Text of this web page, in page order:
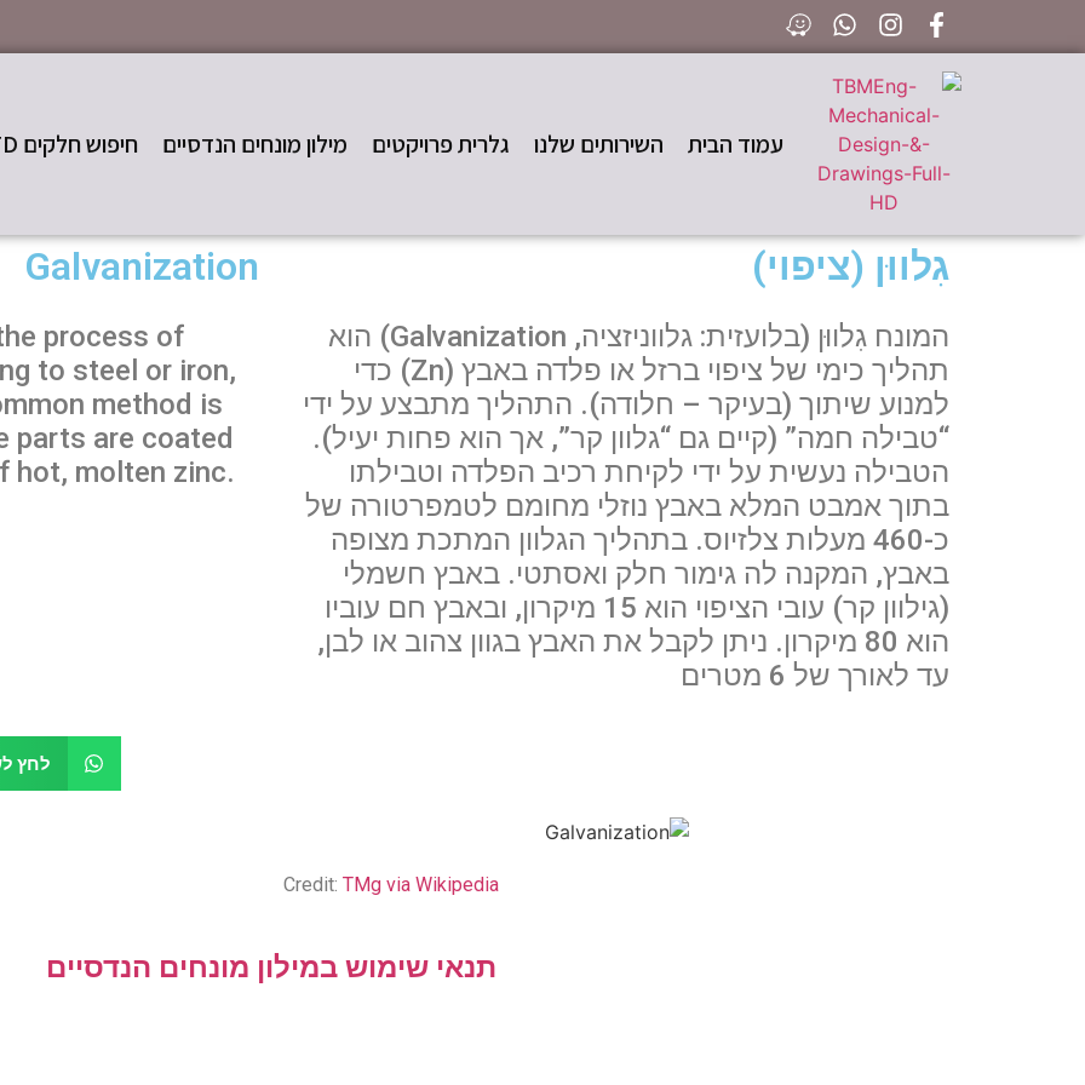
עמוד הבית השירותים שלנו גלרית פרויקטים מילון מונחים הנדסיים חיפוש חלקים STD
גִלווּן (ציפוי)
המונח גִלווּן (בלועזית: גלווניזציה, Galvanization) הוא
תהליך כימי של ציפוי ברזל או פלדה באבץ (Zn) כדי
למנוע שיתוך (בעיקר – חלודה). התהליך מתבצע על ידי
“טבילה חמה” (קיים גם “גלוון קר”, אך הוא פחות יעיל).
הטבילה נעשית על ידי לקיחת רכיב הפלדה וטבילתו
בתוך אמבט המלא באבץ נוזלי מחומם לטמפרטורה של
כ-460 מעלות צלזיוס. בתהליך הגלוון המתכת מצופה
באבץ, המקנה לה גימור חלק ואסתטי. באבץ חשמלי
(גילוון קר) עובי הציפוי הוא 15 מיקרון, ובאבץ חם עוביו
הוא 80 מיקרון. ניתן לקבל את האבץ בגוון צהוב או לבן,
עד לאורך של 6 מטרים
Galvanization
process of
to steel or iron,
method is
parts are coated
hot, molten zinc.
לחץ
Credit: TMg via Wikipedia
תנאי שימוש במילון מונחים הנדסיים